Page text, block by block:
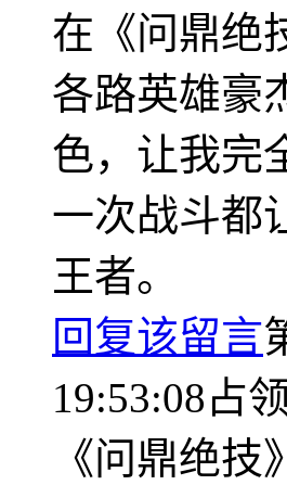
在《问鼎绝
各路英雄豪
色，让我完
一次战斗都
王者。
回复该留言
19:53:08占
《问鼎绝